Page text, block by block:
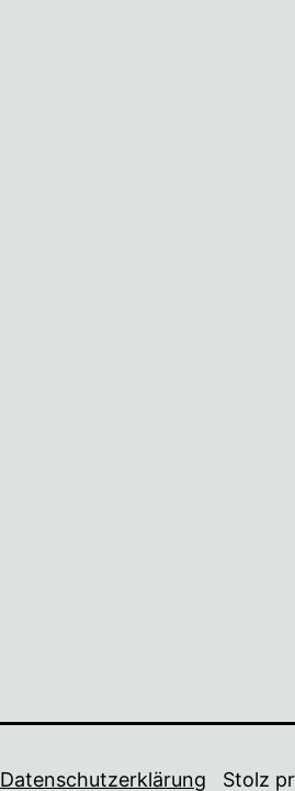
Datenschutzerklärung Stolz